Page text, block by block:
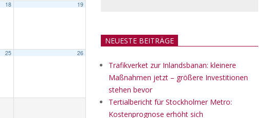
18 19
25 26
NEUESTE BEITRÄGE
Trafikverket zur Inlandsbanan: kleinere
Maßnahmen jetzt – größere Investitionen
stehen bevor
Tertialbericht für Stockholmer Metro:
Kostenprognose erhöht sich